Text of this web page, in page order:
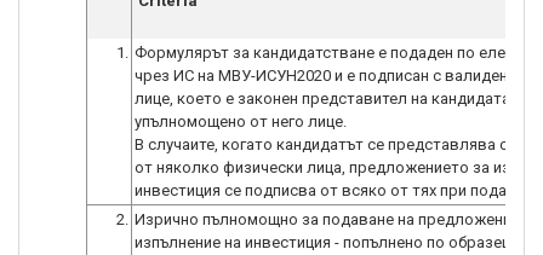
1. Формулярът за кандидатстване е подаден по
чрез ИС на МВУ-ИСУН2020 и е подписан с валиден КЕП
лице, което е законен представител на кандидата,
упълномощено от него лице.
В случаите, когато кандидатът се представлява само
от няколко физически лица, предложението за
инвестиция се подписва от всяко от тях при
2. Изрично пълномощно за подаване на предложението
изпълнение на инвестиция - попълнено по образец